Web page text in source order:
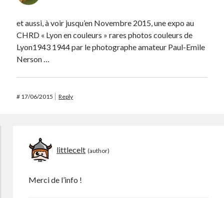
et aussi, à voir jusqu’en Novembre 2015, une expo au
CHRD « Lyon en couleurs » rares photos couleurs de
Lyon1943 1944 par le photographe amateur Paul-Emile
Nerson …
# 17/06/2015 Reply
littlecelt
Merci de l’info !